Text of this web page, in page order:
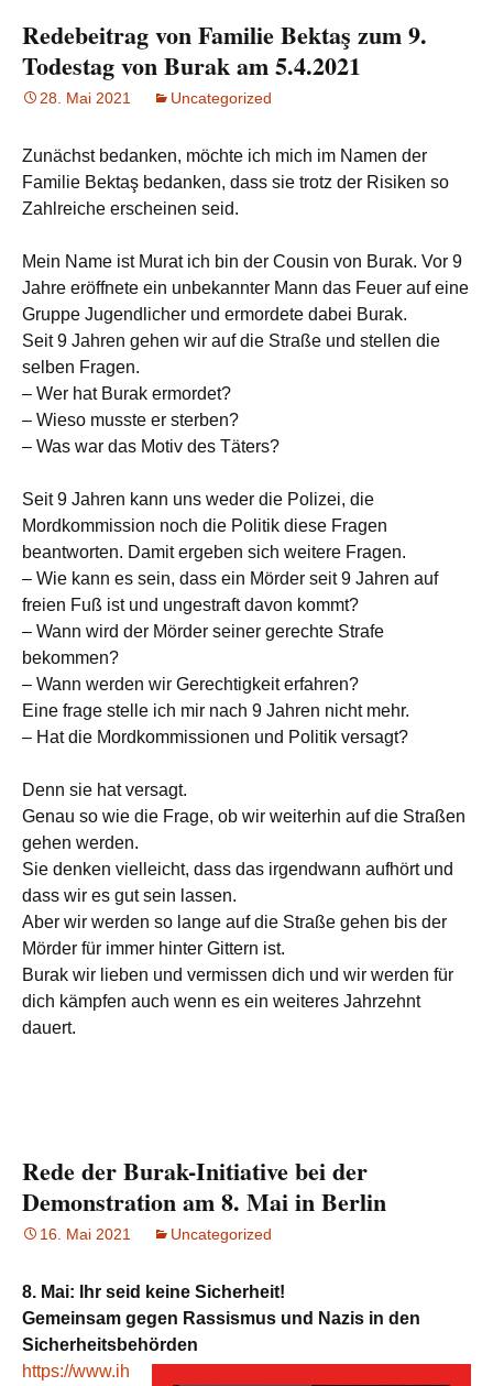
Redebeitrag von Familie Bektaş zum 9.
Todestag von Burak am 5.4.2021
28. Mai 2021 Uncategorized
Zunächst bedanken, möchte ich mich im Namen der
Familie Bektaş bedanken, dass sie trotz der Risiken so
Zahlreiche erscheinen seid.
Mein Name ist Murat ich bin der Cousin von Burak. Vor 9
Jahre eröffnete ein unbekannter Mann das Feuer auf eine
Gruppe Jugendlicher und ermordete dabei Burak.
Seit 9 Jahren gehen wir auf die Straße und stellen die
selben Fragen.
– Wer hat Burak ermordet?
– Wieso musste er sterben?
– Was war das Motiv des Täters?
Seit 9 Jahren kann uns weder die Polizei, die
Mordkommission noch die Politik diese Fragen
beantworten. Damit ergeben sich weitere Fragen.
– Wie kann es sein, dass ein Mörder seit 9 Jahren auf
freien Fuß ist und ungestraft davon kommt?
– Wann wird der Mörder seiner gerechte Strafe
bekommen?
– Wann werden wir Gerechtigkeit erfahren?
Eine frage stelle ich mir nach 9 Jahren nicht mehr.
– Hat die Mordkommissionen und Politik versagt?
Denn sie hat versagt.
Genau so wie die Frage, ob wir weiterhin auf die Straßen
gehen werden.
Sie denken vielleicht, dass das irgendwann aufhört und
dass wir es gut sein lassen.
Aber wir werden so lange auf die Straße gehen bis der
Mörder für immer hinter Gittern ist.
Burak wir lieben und vermissen dich und wir werden für
dich kämpfen auch wenn es ein weiteres Jahrzehnt
dauert.
Rede der Burak-Initiative bei der
Demonstration am 8. Mai in Berlin
16. Mai 2021 Uncategorized
8. Mai: Ihr seid keine Sicherheit!
Gemeinsam gegen Rassismus und Nazis in den
Sicherheitsbehörden
https://www.ih